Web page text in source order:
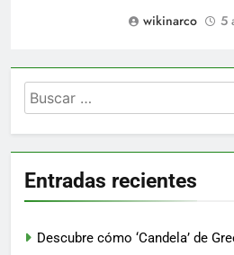
wikinarco
5
Buscar:
Entradas recientes
Descubre cómo ‘Candela’ de